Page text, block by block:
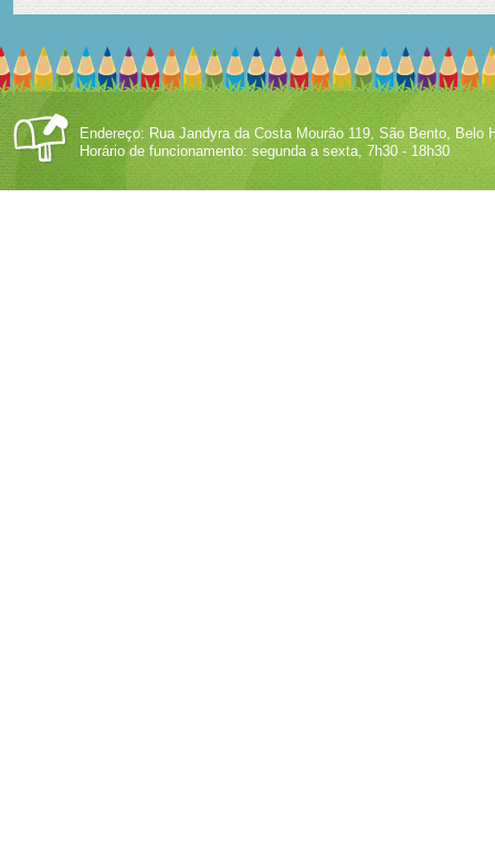
Endereço: Rua Jandyra da Costa Mourão 119, São Bento, Belo
Horário de funcionamento: segunda a sexta, 7h30 - 18h30